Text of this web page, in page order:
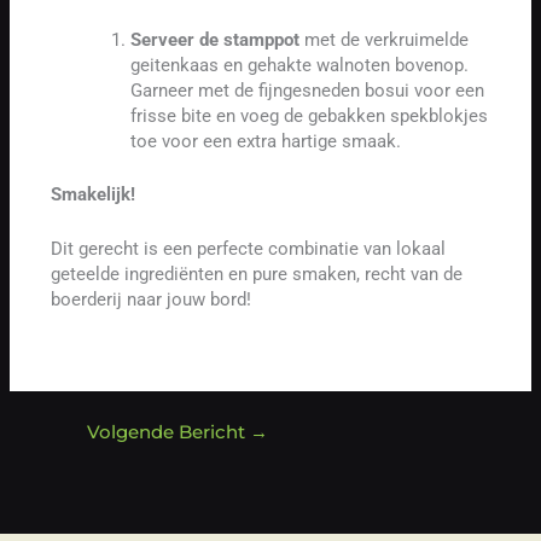
Serveer de stamppot met de verkruimelde
geitenkaas en gehakte walnoten bovenop.
Garneer met de fijngesneden bosui voor een
frisse bite en voeg de gebakken spekblokjes
toe voor een extra hartige smaak.
Smakelijk!
Dit gerecht is een perfecte combinatie van lokaal
geteelde ingrediënten en pure smaken, recht van de
boerderij naar jouw bord!
Volgende Bericht →